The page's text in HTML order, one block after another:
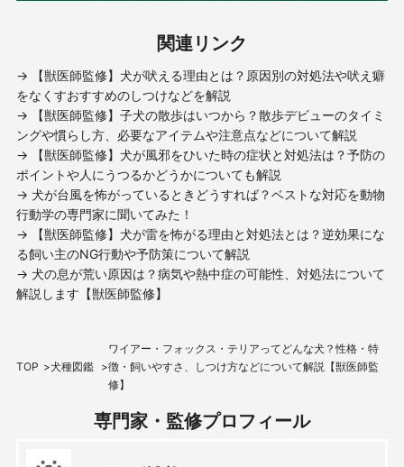
関連リンク
→ 【獣医師監修】犬が吠える理由とは？原因別の対処法や吠え癖
をなくすおすすめのしつけなどを解説
→ 【獣医師監修】子犬の散歩はいつから？散歩デビューのタイミ
ングや慣らし方、必要なアイテムや注意点などについて解説
→ 【獣医師監修】犬が風邪をひいた時の症状と対処法は？予防の
ポイントや人にうつるかどうかについても解説
→ 犬が台風を怖がっているときどうすれば？ベストな対応を動物
行動学の専門家に聞いてみた！
→ 【獣医師監修】犬が雷を怖がる理由と対処法とは？逆効果にな
る飼い主のNG行動や予防策について解説
→ 犬の息が荒い原因は？病気や熱中症の可能性、対処法について
解説します【獣医師監修】
TOP 犬種図鑑
ワイアー・フォックス・テリアってどんな犬？性格・特
徴・飼いやすさ、しつけ方などについて解説【獣医師監
修】
専門家・監修プロフィール